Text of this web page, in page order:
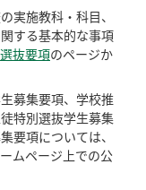
実施教科・科目、
する基本的な事項
抜要項のページか
募集要項、学校推
特別選抜学生募集
要項については、
ムページ上での公